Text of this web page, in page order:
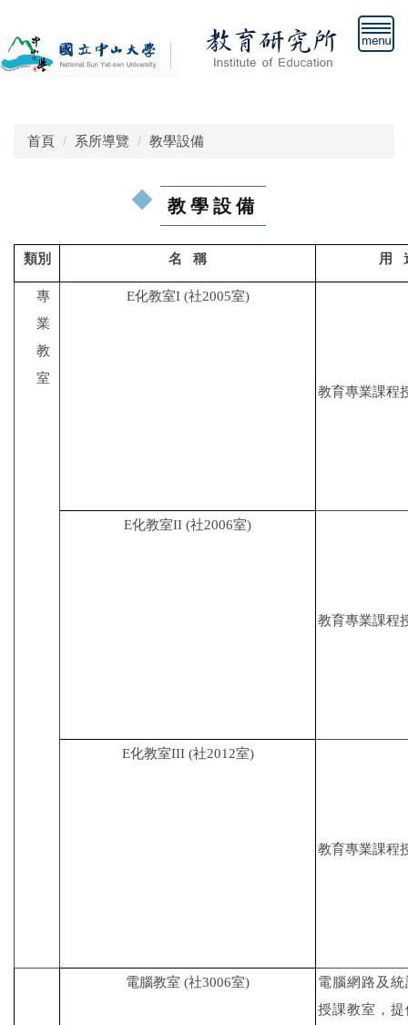
到
主
要
首頁 系所導覽 教學設備
教學設備
類別 名 稱 用
專
業
教
室
E化教室I (社2005室)
教育專業課程
E化教室II (社2006室)
教育專業課程
E化教室III (社2012室)
教育專業課程
電腦教室 (社3006室)
電腦網路及
授課教室，